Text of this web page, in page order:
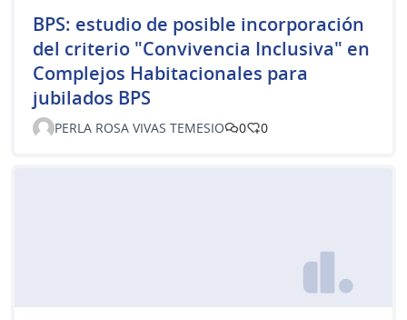
BPS: estudio de posible incorporación
del criterio "Convivencia Inclusiva" en
Complejos Habitacionales para
jubilados BPS
PERLA ROSA VIVAS TEMESIO 0 0